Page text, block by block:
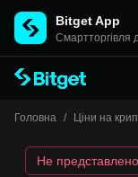
Bitget App
Cмартторгівля
Головна / Ціни на
Не